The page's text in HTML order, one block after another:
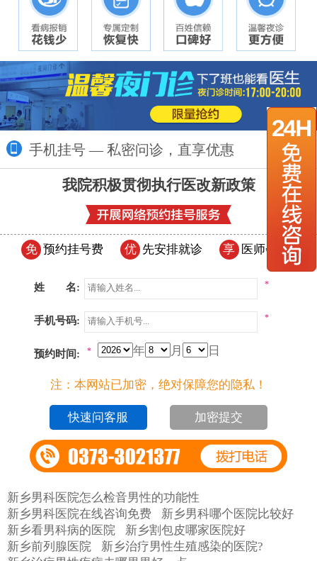
手机挂号 — 私密问诊，直享优惠 更多>>
我院积极贯彻执行医改新政策
免 预约挂号费 优 先安排就诊 享 医师会诊
姓 名: *
手机号码: *
预约时间: 年 月 日
*
注：本网站已加密，绝对保障您的隐私！
加密提交
新乡男科医院怎么检音男性的功能性
新乡男科医院在线咨询免费
新乡男科哪个医院比较好
新乡看男科病的医院
新乡割包皮哪家医院好
新乡前列腺医院
新乡治疗男性生殖感染的医院?